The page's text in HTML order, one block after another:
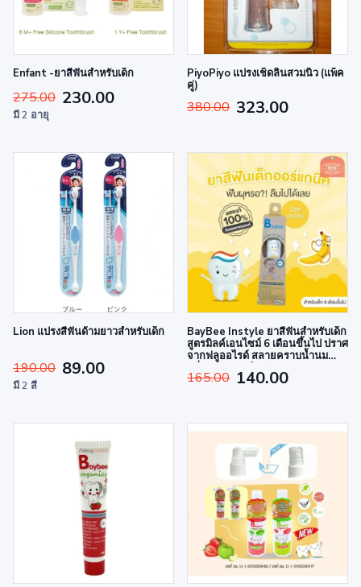
Enfant -ยาสีฟันสำหรับเด็ก
275.00 230.00
มี 2 อายุ
PiyoPiyo แปรงเช็ดลิ้นสวมนิ้ว (แพ็ค
คู่)
380.00 323.00
Lion แปรงสีฟันด้ามยาวสำหรับเด็ก
190.00 89.00
มี 2 สี
BayBee Instyle ยาสีฟันสำหรับเด็ก
สูตรมิลค์เอนไซม์ 6 เดือนขึ้นไป ปราศ
จากฟลูออไรด์ สลายคราบน้ำนม
165.00 140.00